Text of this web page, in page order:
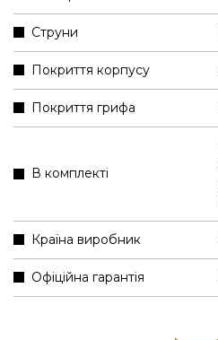
Струни
Покриття корпусу
Покриття грифа
В комплекті
Країна виробник
Офіційна гарантія